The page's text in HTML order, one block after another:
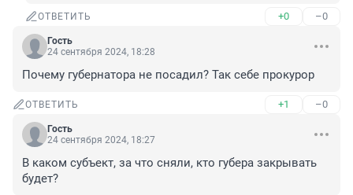
ОТВЕТИТЬ +0 –0
Гость
24 сентября 2024, 18:28
Почему губернатора не посадил? Так себе прокурор
ОТВЕТИТЬ +1 –0
Гость
24 сентября 2024, 18:27
В каком субъект, за что сняли, кто губера закрывать
будет?